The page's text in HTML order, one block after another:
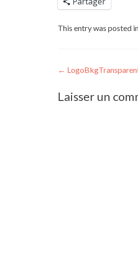
This entry was posted
Post
navigation
←
Laisser un